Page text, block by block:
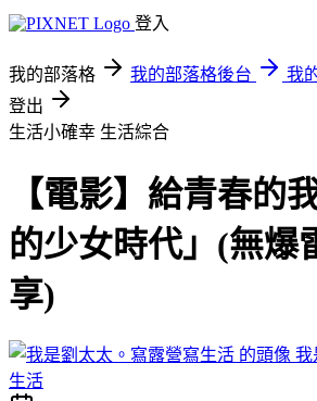
登入
我的部落格 我的部落格後台
我
登出
生活小確幸 生活綜合
【電影】給青春的
的少女時代」(無爆
享)
我
生活